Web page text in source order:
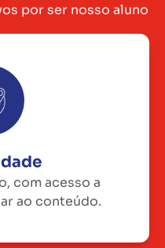
por ser nosso aluno
com acesso a
ao conteúdo.